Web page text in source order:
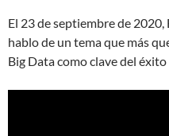
El 23 de septiembre de
hablo de un tema que más
Big Data como clave del éxito